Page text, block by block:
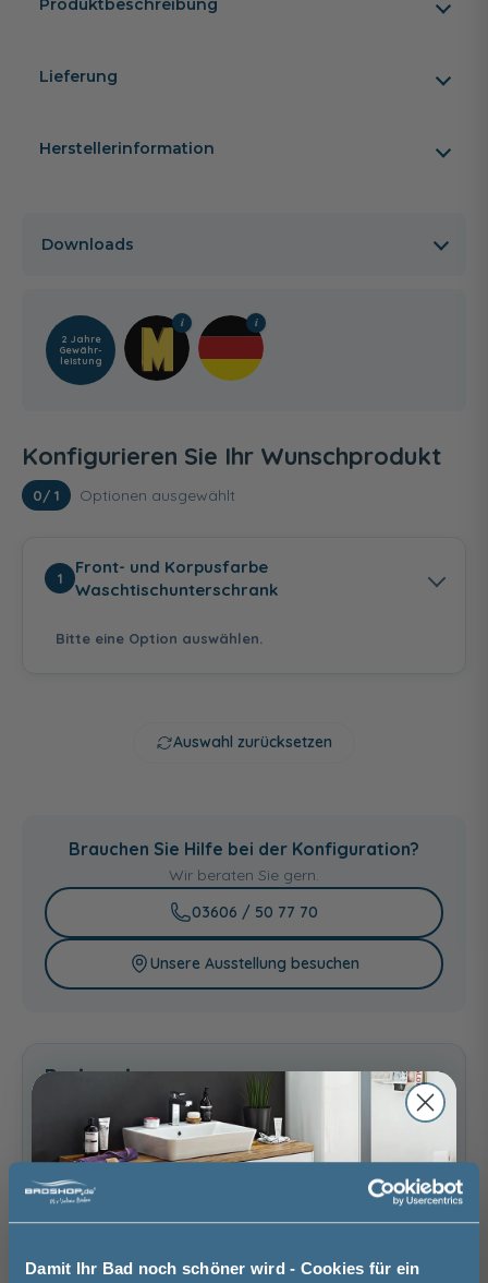
Damit Ihr Bad noch schöner wird - Cookies für ein
Lieferung
Herstellerinformation
Downloads
2 Jahre
Gewähr­
leistung
Konfigurieren Sie Ihr Wunschprodukt
0/ 1 Optionen ausgewählt
1
Front- und Korpusfarbe
Waschtischunterschrank
Bitte eine Option auswählen.
Anthrazit
Nachbildung
Seidenglanz
Auswahl zurücksetzen
Brauchen Sie Hilfe bei der Konfiguration?
Wir beraten Sie gern.
03606 / 50 77 70
Unsere Ausstellung besuchen
Basispreis 679,00 €
keine Optionen mit Aufpreis ausgewählt
Gesamtpreis
Versandkostenfrei innerhalb Deutschlands